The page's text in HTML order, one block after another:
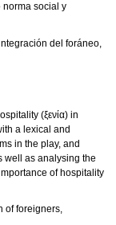
social y
del foráneo,
(ξενία) in
a lexical and
in the play, and
well as analysing the
of hospitality
of foreigners,